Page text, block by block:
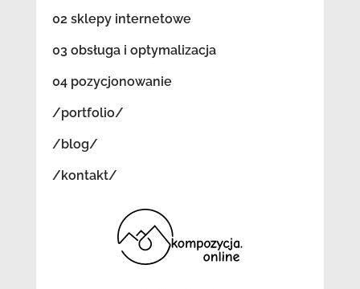
02 sklepy internetowe
03 obsługa i optymalizacja
04 pozycjonowanie
/portfolio/
/blog/
/kontakt/